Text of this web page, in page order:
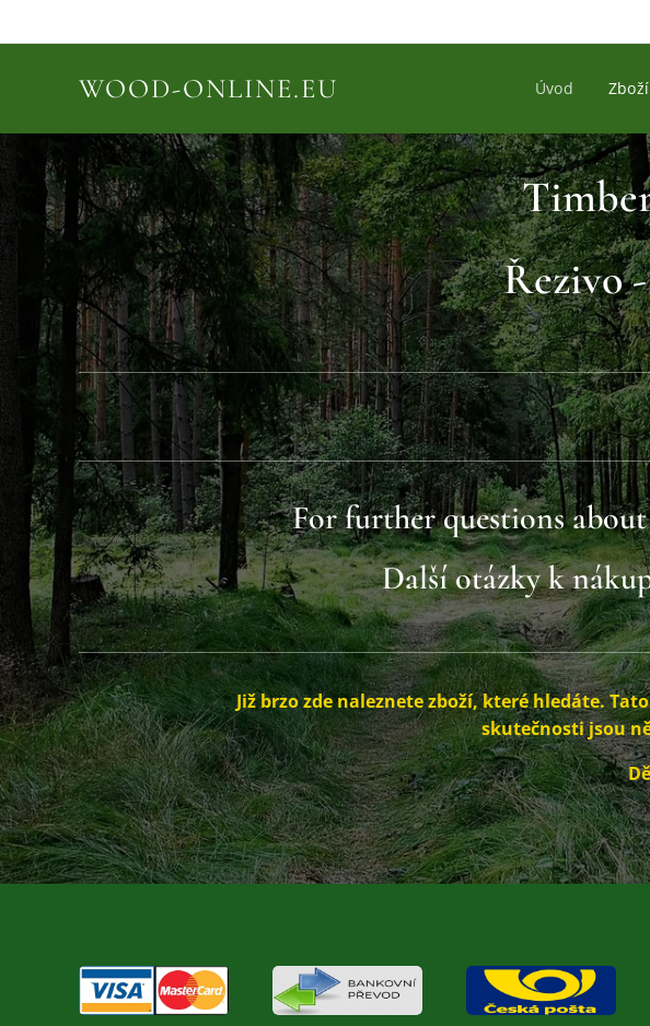
WOOD-ONLINE.EU Úvod Zboží
Řezivo
For further questions
Další otázky k
Již brzo zde naleznete zboží, které hledáte.Tato
skutečnosti jsou